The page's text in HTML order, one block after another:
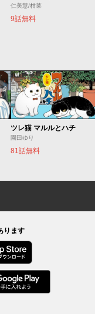
仁美慧/柑菜
9話無料
ツレ猫 マルルとハチ
園田ゆり
81話無料
ります